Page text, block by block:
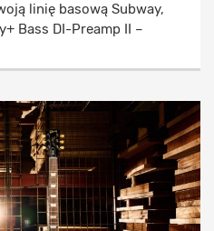
linię basową Subway,
Bass DI-Preamp II –